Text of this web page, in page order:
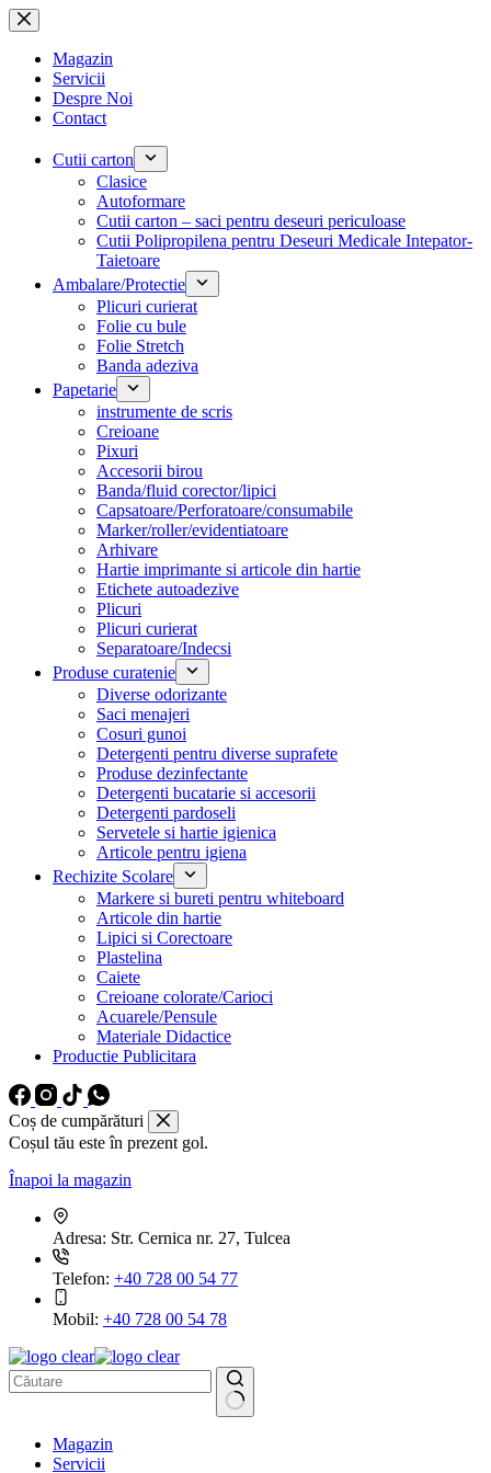
Sari
la
conținutMagazin
Servicii
Despre Noi
Contact
Cutii carton
Clasice
Autoformare
Cutii carton – saci pentru deseuri periculoase
Cutii Polipropilena pentru Deseuri Medicale Intepator-
Taietoare
Ambalare/Protectie
Plicuri curierat
Folie cu bule
Folie Stretch
Banda adeziva
Papetarie
instrumente de scris
Creioane
Pixuri
Accesorii birou
Banda/fluid corector/lipici
Capsatoare/Perforatoare/consumabile
Marker/roller/evidentiatoare
Arhivare
Hartie imprimante si articole din hartie
Etichete autoadezive
Plicuri
Plicuri curierat
Separatoare/Indecsi
Produse curatenie
Diverse odorizante
Saci menajeri
Cosuri gunoi
Detergenti pentru diverse suprafete
Produse dezinfectante
Detergenti bucatarie si accesorii
Detergenti pardoseli
Servetele si hartie igienica
Articole pentru igiena
Rechizite Scolare
Markere si bureti pentru whiteboard
Articole din hartie
Lipici si Corectoare
Plastelina
Caiete
Creioane colorate/Carioci
Acuarele/Pensule
Materiale Didactice
Productie Publicitara
Coș de cumpărături
Coșul tău este în prezent gol.
Înapoi la magazin
Adresa: Str. Cernica nr. 27, Tulcea
Telefon: +40 728 00 54 77
Mobil: +40 728 00 54 78
rezultatMagazin
Servicii